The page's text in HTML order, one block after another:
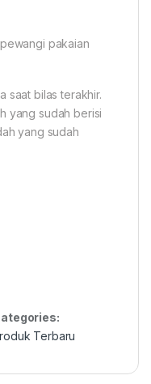
pakaian
saat bilas terakhir.
yang sudah berisi
yang sudah
Terbaru